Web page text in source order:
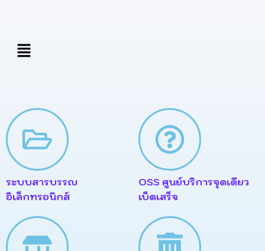
เมนู
ระบบสารบรรณ
อิเล็กทรอนิกส์
OSS ศูนย์บริการจุดเดียว
เบ็ดเสร็จ